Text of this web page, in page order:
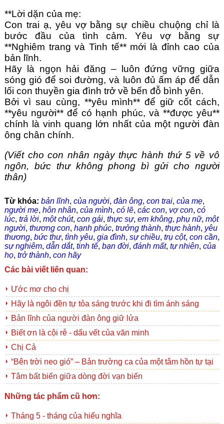
**Lời dặn của mẹ:
Con trai ạ, yêu vợ bằng sự chiều chuộng chỉ là
bước đầu của tình cảm. Yêu vợ bằng sự
**Nghiêm trang và Tinh tế** mới là đỉnh cao của
bản lĩnh.
Hãy là ngọn hải đăng – luôn đứng vững giữa
sóng gió để soi đường, và luôn đủ ấm áp để dẫn
lối con thuyền gia đình trở về bến đỗ bình yên.
Bởi vì sau cùng, **yêu mình** để giữ cốt cách,
**yêu người** để có hạnh phúc, và **được yêu**
chính là vinh quang lớn nhất của một người đàn
ông chân chính.
(Viết cho con nhân ngày thực hành thứ 5 về vô
ngôn, bức thư không phong bì gửi cho người
thân)
Từ khóa: bản lĩnh, của người, đàn ông, con trai, của mẹ,
người mẹ, hôn nhân, của mình, có lẽ, các con, vợ con, có
lúc, trả lời, một chút, con gái, thực sự, em không, phụ nữ, một
người, thương con, hạnh phúc, trưởng thành, thực hành, yêu
thương, bức thư, tình yêu, gia đình, sự chiều, trụ cột, con cần,
sự nghiêm, dẫn dắt, tinh tế, bạn đời, đánh mất, tự nhiên, của
họ, trở thành, con hãy
Các bài viết liên quan:
Ước mơ cho chị
Hãy là ngôi đền tự tỏa sáng trước khi đi tìm ánh sáng
Bản lĩnh của người đàn ông giữ lửa
Biết ơn là cội rễ - dấu vết của văn minh
Chị Cả
“Bên trời neo gió” – Bản trường ca của một tâm hồn tự tại
Tâm bất biến giữa dòng đời vạn biến
Những tác phẩm cũ hơn:
Tháng 5 - tháng của hiếu nghĩa